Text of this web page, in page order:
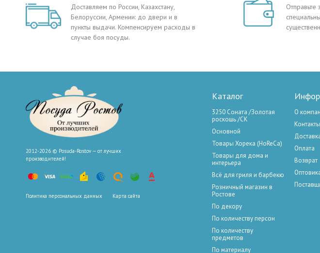
Доставляем по России, Казахстану,
Белоруссии, Армении: до двери и в
пункты выдачи. Компенсируем расходы в
случае боя посуды.
Отправьте
2012-2026 © Posuda-Rostov — от лучших
производителей!
Политика персональных данных Карта сайта
Каталог
3250 Соната /Золотая
роскошь /СК
Основной
Товары Хорека (HoReCa)
Товары для дома и
интерьера
Всё для гриля и барбекю
Розничный магазин в
Ростове
По декору
По количеству персон
По количеству
предметов
По материалу
О
Контакты
Оплата
Возврат